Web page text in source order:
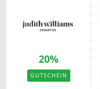
20%
GUTSCHEIN